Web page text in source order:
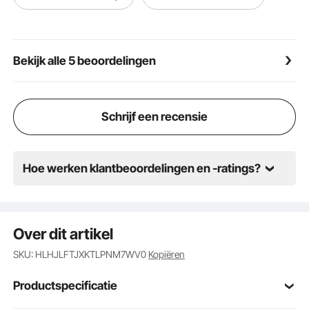
Bekijk alle 5 beoordelingen
Schrijf een recensie
Hoe werken klantbeoordelingen en -ratings?
Over dit artikel
SKU: HLHJLFTJXKTLPNM7WV0 Kopiëren
Productspecificatie